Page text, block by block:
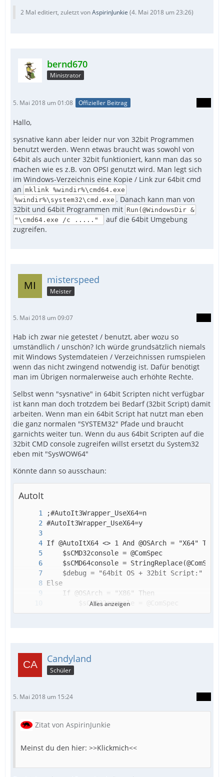
2 Mal editiert, zuletzt vonAspirinJunkie (4. Mai 2018 um 23:26)
bernd670
Ministrator
5. Mai 2018 um 01:08 Offizieller Beitrag
Hallo,
sysnative kann aber leider nur von 32bit Programmen
benutzt werden. Wenn etwas braucht was sowohl von
64bit als auch unter 32bit funktioniert, kann man das so
machen wie es z.B. von OPSI genutzt wird. Man legt sich
im Windows-Verzeichnis eine Kopie / Link zur 64bit cmd
an mklink %windir%\cmd64.exe
%windir%\system32\cmd.exe . Danach kann man von
32bit und 64bit Programmen mit Run(@WindowsDir &
"\cmd64.exe /c ....."
auf die 64bit Umgebung
zugreifen.
misterspeed
Meister
5. Mai 2018 um 09:07
Hab ich zwar nie getestet / benutzt, aber wozu so
umständlich / unschön? Ich würde grundsätzlich niemals
mit Windows Systemdateien / Verzeichnissen rumspielen
wenn das nicht zwingend notwendig ist. Dafür benötigt
man im Übrigen normalerweise auch erhöhte Rechte.
Selbst wenn "sysnative" in 64bit Scripten nicht verfügbar
ist kann man doch trotzdem bei Bedarf (32bit Script) damit
arbeiten. Wenn man ein 64bit Script hat nutzt man eben
die ganz normalen "SYSTEM32" Pfade und braucht
garnichts weiter tun. Wenn du aus 64bit Scripten auf die
32bit CMD console zugreifen willst ersetzt du System32
eben mit "SysWOW64"
Könnte dann so ausschaun:
AutoIt
Exit
Alles anzeigen
Candyland
Schüler
5. Mai 2018 um 15:24
Zitat von AspirinJunkie
Meinst du den hier: >>Klickmich<<